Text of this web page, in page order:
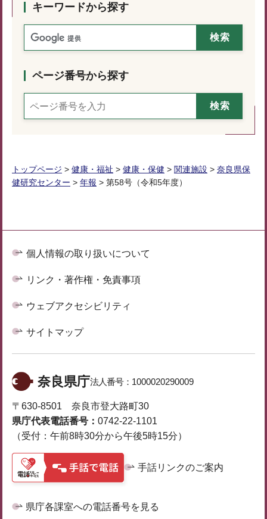
キーワードから探す
ページ番号から探す
トップページ > 健康・福祉 > 健康・保健 > 関連施設 > 奈良県保
健研究センター > 年報 > 第58号（令和5年度）
個人情報の取り扱いについて
リンク・著作権・免責事項
ウェブアクセシビリティ
サイトマップ
奈良県庁法人番号： 1000020290009
〒630-8501 奈良市登大路町30
県庁代表電話番号： 0742-22-1101
（受付：午前8時30分から午後5時15分）
手話リンクのご案内
県庁各課室への電話番号を見る